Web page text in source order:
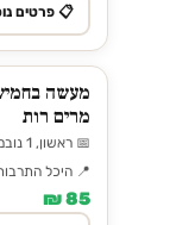
📋 פרטים
מעשה
מרים רות
📅 ראשון, 1 נובמבר ⏰ 17:30
📍 היכל
85 ₪